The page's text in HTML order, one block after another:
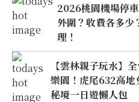
2026桃園機場停
外圍？收費各多少
理！
【雲林親子玩水】
樂園！虎尾632高
秘境一日遊懶人包